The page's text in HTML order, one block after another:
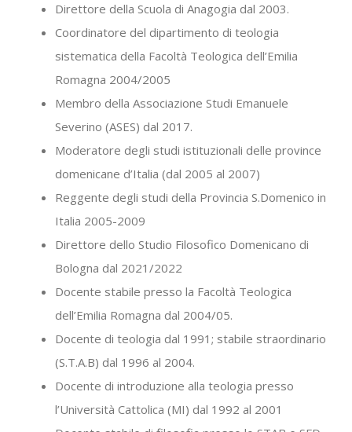
Direttore della Scuola di Anagogia dal 2003.
Coordinatore del dipartimento di teologia
sistematica della Facoltà Teologica dell’Emilia
Romagna 2004/2005
Membro della Associazione Studi Emanuele
Severino (ASES) dal 2017.
Moderatore degli studi istituzionali delle province
domenicane d’Italia (dal 2005 al 2007)
Reggente degli studi della Provincia S.Domenico in
Italia 2005-2009
Direttore dello Studio Filosofico Domenicano di
Bologna dal 2021/2022
Docente stabile presso la Facoltà Teologica
dell’Emilia Romagna dal 2004/05.
Docente di teologia dal 1991; stabile straordinario
(S.T.A.B) dal 1996 al 2004.
Docente di introduzione alla teologia presso
l’Università Cattolica (MI) dal 1992 al 2001